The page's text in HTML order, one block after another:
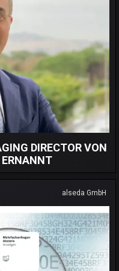
DIRECTOR VON
alseda GmbH